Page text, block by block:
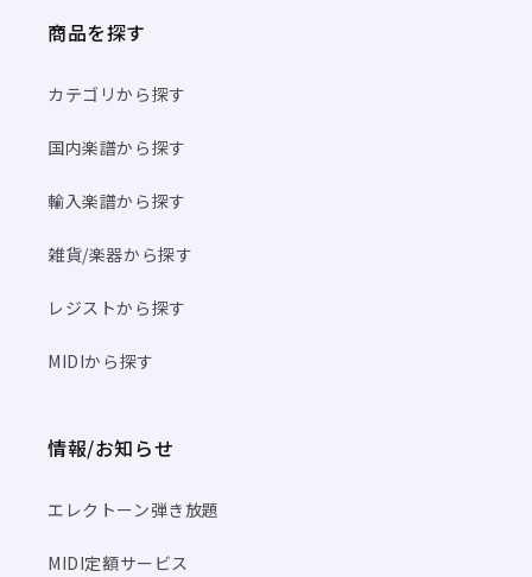
商品を探す
カテゴリから探す
国内楽譜から探す
輸入楽譜から探す
雑貨/楽器から探す
レジストから探す
MIDIから探す
情報/お知らせ
エレクトーン弾き放題
MIDI定額サービス